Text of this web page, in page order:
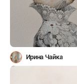
Ирина Чайка